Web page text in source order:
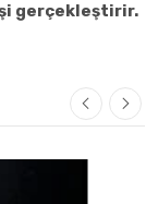
gerçekleştirir.